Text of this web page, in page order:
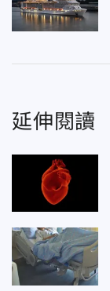
延伸閱讀